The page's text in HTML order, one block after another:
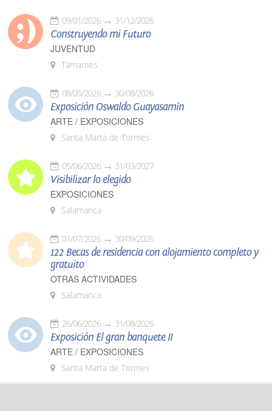
09/01/2026 31/12/2026
Construyendo mi Futuro
JUVENTUD
Tamames
08/05/2026 30/08/2026
Exposición Oswaldo Guayasamín
ARTE / EXPOSICIONES
Santa Marta de Tormes
05/06/2026 31/03/2027
Visibilizar lo elegido
EXPOSICIONES
Salamanca
01/07/2026 30/09/2026
122 Becas de residencia con alojamiento completo y
gratuito
OTRAS ACTIVIDADES
Salamanca
26/06/2026 31/08/2026
Exposición El gran banquete II
ARTE / EXPOSICIONES
Santa Marta de Tormes